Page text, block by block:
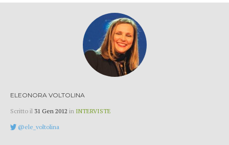
ELEONORA VOLTOLINA
Scritto il 31 Gen 2012 in INTERVISTE
@ele_voltolina